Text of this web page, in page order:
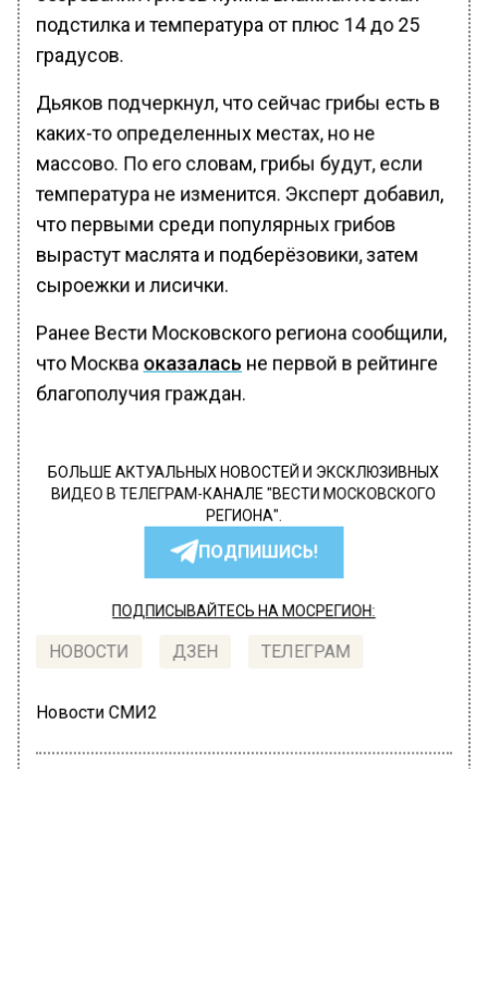
подстилка и температура от плюс 14 до 25
градусов.
Дьяков подчеркнул, что сейчас грибы есть в
каких-то определенных местах, но не
массово. По его словам, грибы будут, если
температура не изменится. Эксперт добавил,
что первыми среди популярных грибов
вырастут маслята и подберёзовики, затем
сыроежки и лисички.
Ранее Вести Московского региона сообщили,
что Москва оказалась не первой в рейтинге
благополучия граждан.
БОЛЬШЕ АКТУАЛЬНЫХ НОВОСТЕЙ И ЭКСКЛЮЗИВНЫХ
ВИДЕО В ТЕЛЕГРАМ-КАНАЛЕ "ВЕСТИ МОСКОВСКОГО
РЕГИОНА".
ПОДПИШИСЬ!
ПОДПИСЫВАЙТЕСЬ НА МОСРЕГИОН:
НОВОСТИ ДЗЕН ТЕЛЕГРАМ
Новости СМИ2